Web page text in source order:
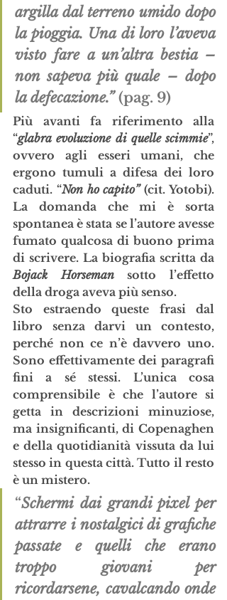
argilla dal terreno umido dopo
la pioggia. Una di loro l’aveva
visto fare a un’altra bestia –
non sapeva più quale – dopo
la defecazione.” (pag. 9)
Più avanti fa riferimento alla
“glabra evoluzione di quelle scimmie”,
ovvero agli esseri umani, che
ergono tumuli a difesa dei loro
caduti. “Non ho capito” (cit. Yotobi).
La domanda che mi è sorta
spontanea è stata se l’autore avesse
fumato qualcosa di buono prima
Bojack Horseman sotto l’effetto
della droga aveva più senso.
Sto estraendo queste frasi dal
libro senza darvi un contesto,
perché non ce n’è davvero uno.
Sono effettivamente dei paragrafi
fini a sé stessi. L’unica cosa
comprensibile è che l’autore si
getta in descrizioni minuziose,
ma insignificanti, di Copenaghen
e della quotidianità vissuta da lui
stesso in questa città. Tutto il resto
è un mistero.
“Schermi dai grandi pixel per
attrarre i nostalgici di grafiche
passate e quelli che erano
troppo giovani per
ricordarsene, cavalcando onde